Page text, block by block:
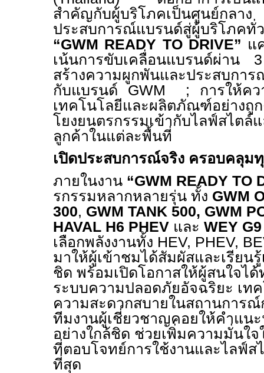
สำคัญกับผู้บริโภคเป็นศูนย์
ประสบการณ์แบรนด์สู่ผู้บริโภคทั่
“GWM READY TO DRIVE” แ
เน้นการขับเคลื่อนแบรนด์ผ่าน
สร้างความผูกพันและประสบกา
กับแบรนด์ GWM ; การให้ค
เทคโนโลยีและผลิตภัณฑ์อย่าง
โยงยนตรกรรมเข้ากับไลฟ์สไตล์
ลูกค้าในแต่ละพื้นที่
เปิดประสบการณ์จริง ครอบคลุม
ภายในงาน “GWM READY TO
รกรรมหลากหลายรุ่น ทั้ง GWM
300, GWM TANK 500, GWM
HAVAL H6 PHEV และ WEY G9
เลือกพลังงานทั้ง HEV, PHEV,
มาให้ผู้เข้าชมได้สัมผัสและเรียน
ชิด พร้อมเปิดโอกาสให้ผู้สนใจไ
ระบบความปลอดภัยอัจฉริยะ เท
ความสะดวกสบายในสถานการณ์
ทีมงานผู้เชี่ยวชาญคอยให้คำแน
อย่างใกล้ชิด ช่วยเพิ่มความมั่นใ
ที่ตอบโจทย์การใช้งานและไลฟ์ส
ที่สุด